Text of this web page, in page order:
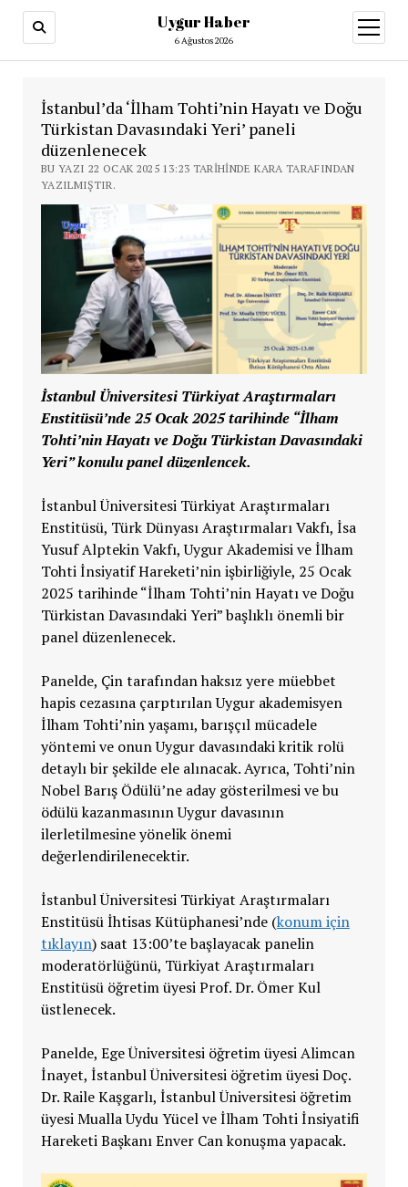
Uygur Haber
6 Ağustos 2026
aç
İstanbul’da ‘İlham Tohti’nin Hayatı ve Doğu
Türkistan Davasındaki Yeri’ paneli
düzenlenecek
BU YAZI 22 OCAK 2025 13:23 TARIHINDE KARA TARAFINDAN
YAZILMIŞTIR.
İstanbul Üniversitesi Türkiyat Araştırmaları
Enstitüsü’nde 25 Ocak 2025 tarihinde “İlham
Tohti’nin Hayatı ve Doğu Türkistan Davasındaki
Yeri” konulu panel düzenlencek.
İstanbul Üniversitesi Türkiyat Araştırmaları
Enstitüsü, Türk Dünyası Araştırmaları Vakfı, İsa
Yusuf Alptekin Vakfı, Uygur Akademisi ve İlham
Tohti İnsiyatif Hareketi’nin işbirliğiyle, 25 Ocak
2025 tarihinde “İlham Tohti’nin Hayatı ve Doğu
Türkistan Davasındaki Yeri” başlıklı önemli bir
panel düzenlenecek.
Panelde, Çin tarafından haksız yere müebbet
hapis cezasına çarptırılan Uygur akademisyen
İlham Tohti’nin yaşamı, barışçıl mücadele
yöntemi ve onun Uygur davasındaki kritik rolü
detaylı bir şekilde ele alınacak. Ayrıca, Tohti’nin
Nobel Barış Ödülü’ne aday gösterilmesi ve bu
ödülü kazanmasının Uygur davasının
ilerletilmesine yönelik önemi
değerlendirilenecektir.
İstanbul Üniversitesi Türkiyat Araştırmaları
Enstitüsü İhtisas Kütüphanesi’nde (konum için
tıklayın) saat 13:00’te başlayacak panelin
moderatörlüğünü, Türkiyat Araştırmaları
Enstitüsü öğretim üyesi Prof. Dr. Ömer Kul
üstlenecek.
Panelde, Ege Üniversitesi öğretim üyesi Alimcan
İnayet, İstanbul Üniversitesi öğretim üyesi Doç.
Dr. Raile Kaşgarlı, İstanbul Üniversitesi öğretim
üyesi Mualla Uydu Yücel ve İlham Tohti İnsiyatifi
Hareketi Başkanı Enver Can konuşma yapacak.